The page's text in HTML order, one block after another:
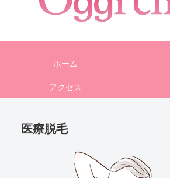
ホーム
アクセス
医療脱毛